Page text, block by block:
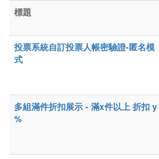
標題
投票系統自訂投票人帳密驗證-匿名模
式
多組滿件折扣展示 - 滿x件以上 折扣 y
%